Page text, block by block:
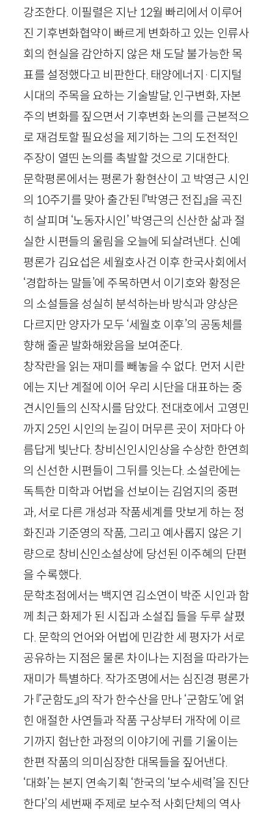
강조한다. 이필렬은 지난 12월 빠리에서 이루어
진 기후변화협약이 빠르게 변화하고 있는 인류사
회의 현실을 감안하지 않은 채 도달 불가능한 목
표를 설정했다고 비판한다. 태양에너지 · 디지털
시대의 주목을 요하는 기술발달, 인구변화, 자본
주의 변화를 짚으면서 기후변화 논의를 근본적으
로 재검토할 필요성을 제기하는 그의 도전적인
주장이 열띤 논의를 촉발할 것으로 기대한다.
문학평론에서는 평론가 황현산이 고 박영근 시인
의 10주기를 맞아 출간된 『박영근 전집』을 곡진
히 살피며 ‘노동자시인’ 박영근의 신산한 삶과 절
실한 시편들의 울림을 오늘에 되살려낸다. 신예
평론가 김요섭은 세월호사건 이후 한국사회에서
‘경합하는 말들’에 주목하면서 이기호와 황정은
의 소설들을 성실히 분석하는바 방식과 양상은
다르지만 양자가 모두 ‘세월호 이후’의 공동체를
향해 줄곧 발화해왔음을 보여준다.
창작란을 읽는 재미를 빼놓을 수 없다. 먼저 시란
에는 지난 계절에 이어 우리 시단을 대표하는 중
견시인들의 신작시를 담았다. 전대호에서 고영민
까지 25인 시인의 눈길이 머무른 곳이 저마다 아
름답게 빛난다. 창비신인시인상을 수상한 한연희
의 신선한 시편들이 그뒤를 잇는다. 소설란에는
독특한 미학과 어법을 선보이는 김엄지의 중편
과, 서로 다른 개성과 작품세계를 맛보게 하는 정
화진과 기준영의 작품, 그리고 예사롭지 않은 기
량으로 창비신인소설상에 당선된 이주혜의 단편
을 수록했다.
문학초점에서는 백지연 김소연이 박준 시인과 함
께 최근 화제가 된 시집과 소설집 들을 두루 살폈
다. 문학의 언어와 어법에 민감한 세 평자가 서로
공유하는 지점은 물론 차이나는 지점을 따라가는
재미가 특별하다. 작가조명에서는 심진경 평론가
가 『군함도』의 작가 한수산을 만나 ‘군함도’에 얽
힌 애절한 사연들과 작품 구상부터 개작에 이르
기까지 험난한 과정의 이야기에 귀를 기울이는
한편 작품의 의미심장한 대목들을 짚어낸다.
‘대화’는 본지 연속기획 ‘한국의 ‘보수세력’을 진단
한다’의 세번째 주제로 보수적 사회단체의 역사